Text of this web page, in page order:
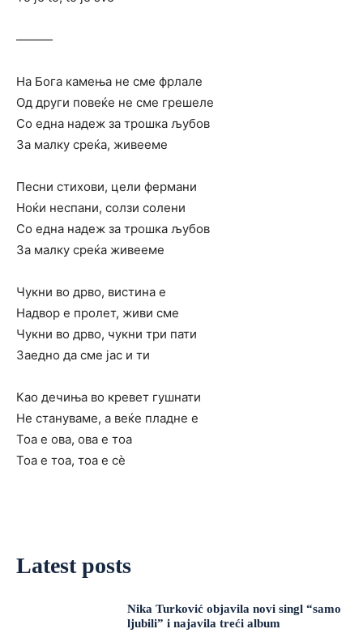
———
На Бога камења не сме фрлале
Од други повеќе не сме грешеле
Со една надеж за трошка љубов
За малку среќа, живееме
Песни стихови, цели фермани
Ноќи неспани, солзи солени
Со една надеж за трошка љубов
За малку среќа живееме
Чукни во дрво, вистина е
Надвор е пролет, живи сме
Чукни во дрво, чукни три пати
Заедно да сме јас и ти
Као дечиња во кревет гушнати
Не стануваме, а веќе пладне е
Тоа е ова, ова е тоа
Тоа е тоа, тоа е сè
Latest posts
Nika Turković objavila novi singl “samo
ljubili” i najavila treći album